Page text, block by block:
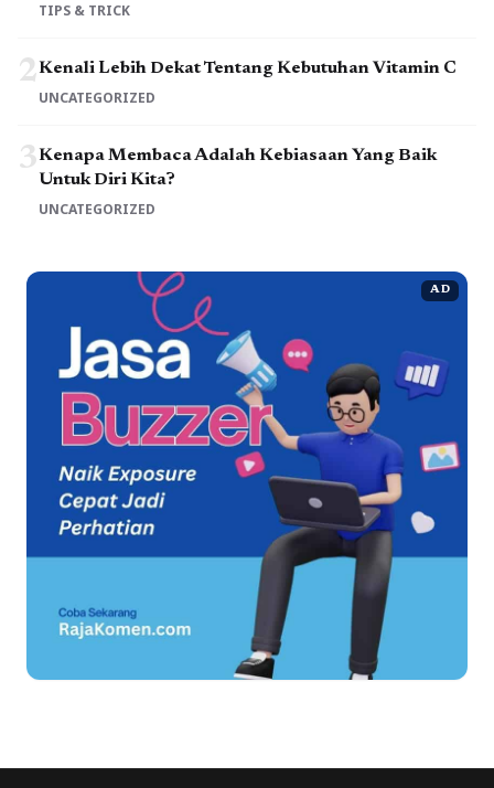
TIPS & TRICK
2Kenali Lebih Dekat Tentang Kebutuhan Vitamin C
UNCATEGORIZED
3Kenapa Membaca Adalah Kebiasaan Yang Baik
Untuk Diri Kita?
UNCATEGORIZED
AD